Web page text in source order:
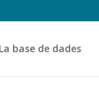
La base de dades